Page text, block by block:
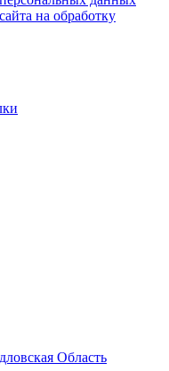
на обработку
Область